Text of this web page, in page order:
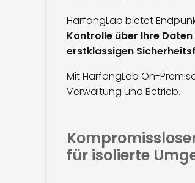
HarfangLab bietet
Kontrolle über Ihre Daten
erstklassigen
Mit HarfangLab On-
Verwaltung und Betrieb.
für isolierte